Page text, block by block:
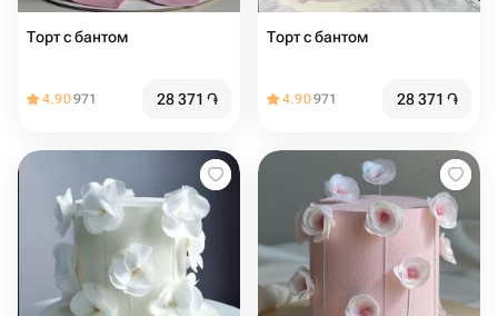
Торт с бантом
4.90971 28 371 ֏
Торт с бантом
4.90971 28 371 ֏